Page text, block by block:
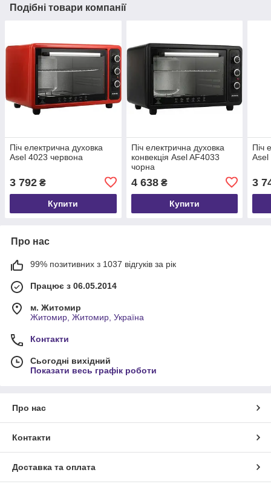
Подібні товари компанії
Піч електрична духовка
Asel 4023 червона
3 792 ₴
Купити
Піч електрична духовка
конвекція Asel AF4033
чорна
4 638₴
Купити
Піч
Asel
3
Про нас
99% позитивних з 1037 відгуків за рік
Працює з 06.05.2014
м. Житомир
Житомир, Житомир, Україна
Контакти
Сьогодні вихідний
Показати весь графік роботи
Про нас
Контакти
Доставка та оплата